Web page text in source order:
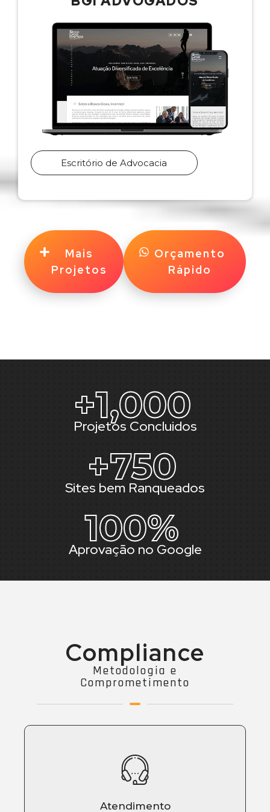
Escritório de Advocacia
Mais
Projetos
Orçamento
Rápido
+1,000
Projetos Concluidos
+750
Sites bem Ranqueados
100%
Aprovação no Google
Compliance
Metodologia e
Comprometimento
Atendimento